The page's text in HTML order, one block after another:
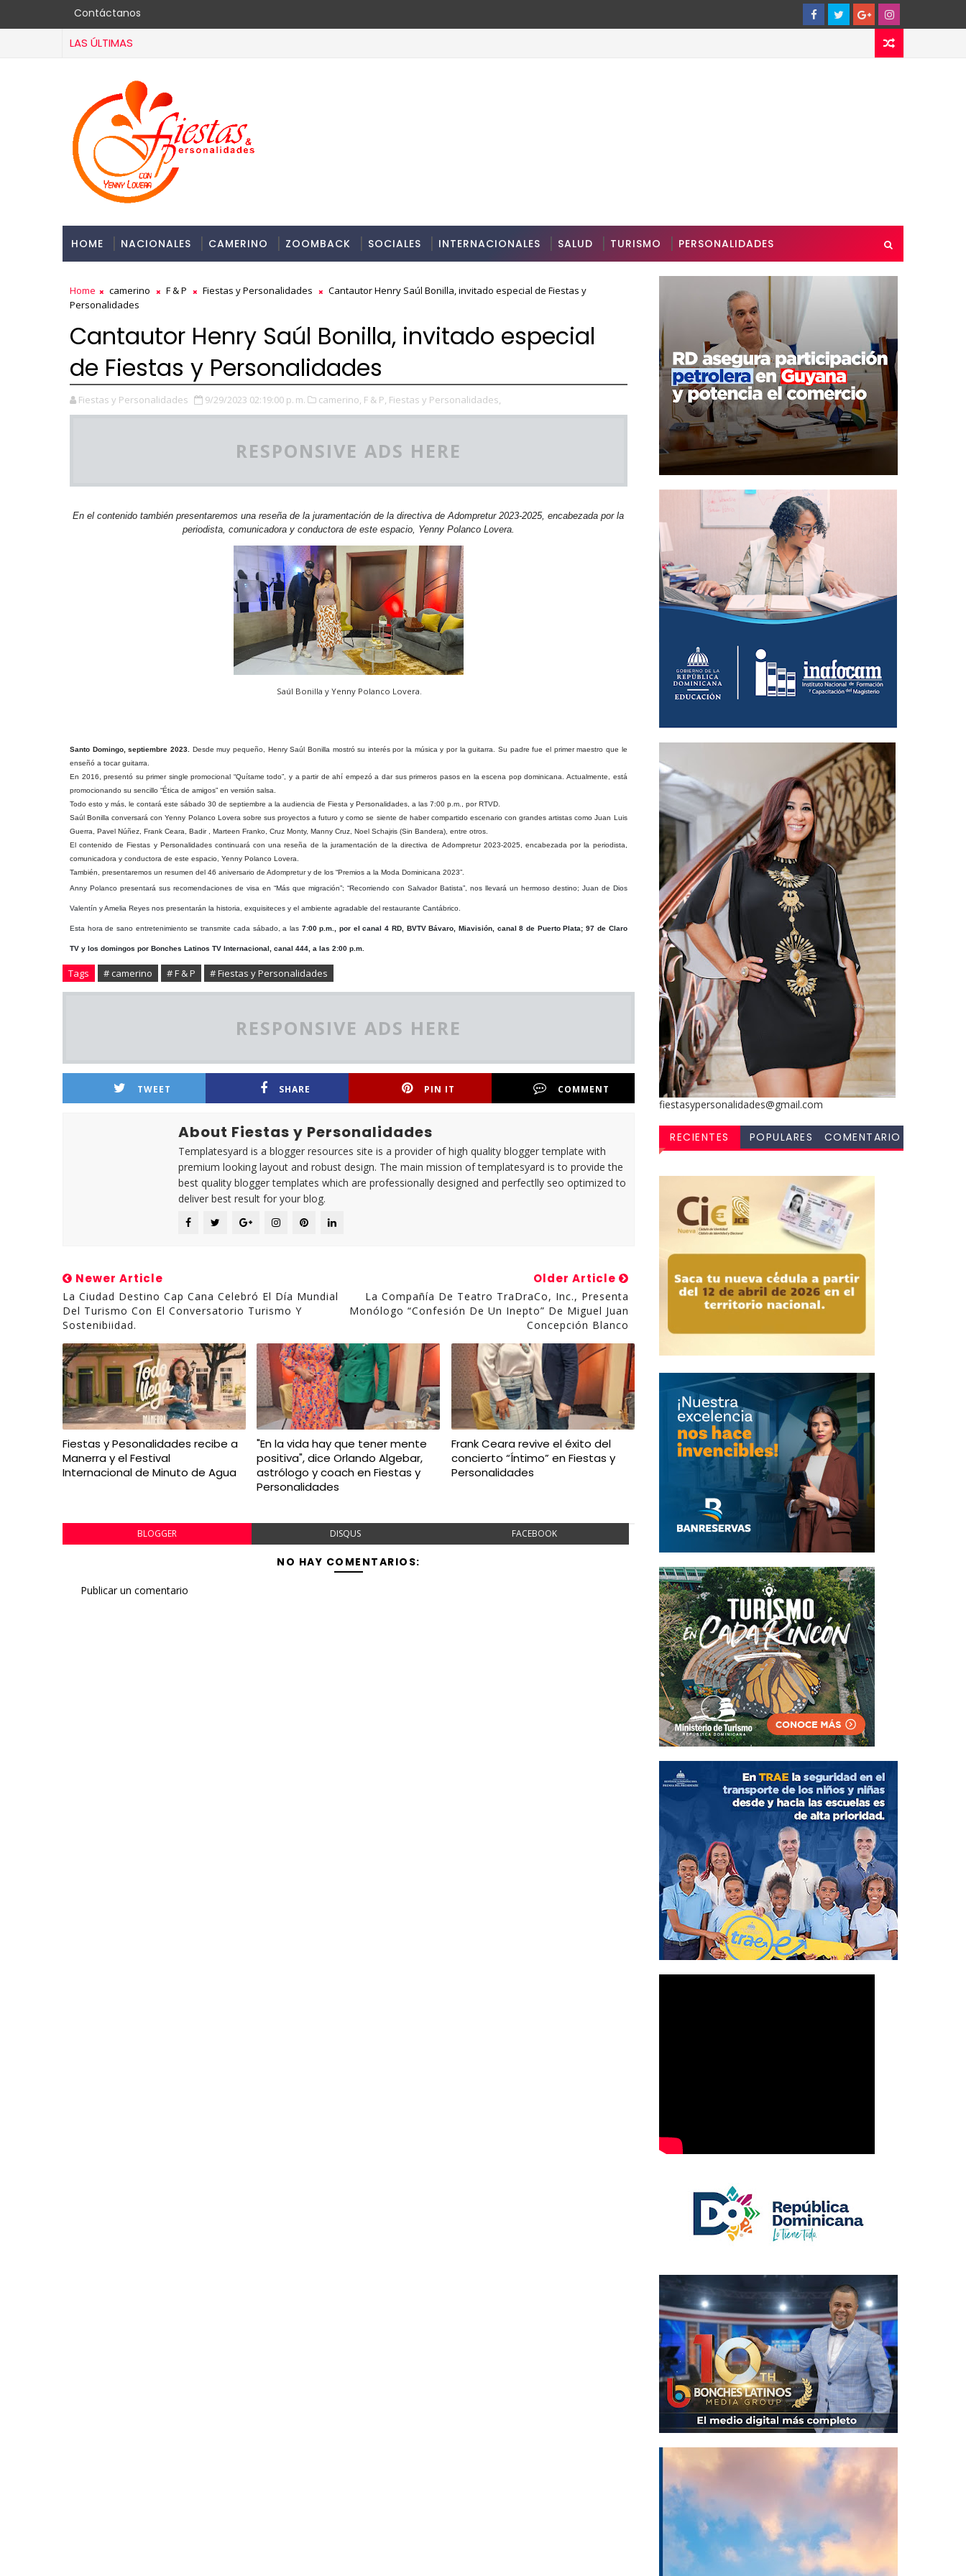
Contáctanos
LAS ÚLTIMAS
HOME NACIONALES CAMERINO ZOOMBACK SOCIALES INTERNACIONALES SALUD TURISMO PERSONALIDADES
Home camerino F & P Fiestas y Personalidades
Cantautor Henry Saúl Bonilla, invitado especial de Fiestas y
Personalidades
Cantautor Henry Saúl Bonilla, invitado especial
de Fiestas y Personalidades
Fiestas y Personalidades 9/29/2023 02:19:00 p. m. camerino, F & P, Fiestas y Personalidades,
RESPONSIVE ADS HERE
En el contenido también presentaremos una reseña de la juramentación de la directiva de Adompretur 2023-2025, encabezada por la
periodista, comunicadora y conductora de este espacio, Yenny Polanco Lovera.
Saúl Bonilla y Yenny Polanco Lovera.
Santo Domingo, septiembre 2023.
Desde muy pequeño, Henry Saúl Bonilla mostró su interés por la música y por la guitarra. Su padre fue el primer maestro que le
enseñó a tocar guitarra.
En 2016, presentó su primer single promocional “Quítame todo”, y a partir de ahí empezó a dar sus primeros pasos en la escena pop dominicana. Actualmente, está
promocionando su sencillo “Ética de amigos” en versión salsa.
Todo esto y más, le contará este sábado 30 de septiembre a la audiencia de Fiesta y Personalidades, a las 7:00 p.m., por RTVD.
Saúl Bonilla conversará con Yenny Polanco Lovera sobre sus proyectos a futuro y como se siente de haber compartido escenario con grandes artistas como Juan Luis
Guerra, Pavel Núñez, Frank Ceara, Badir , Marteen Franko, Cruz Monty, Manny Cruz, Noel Schajris (Sin Bandera), entre otros.
El contenido de Fiestas y Personalidades continuará con una reseña de la juramentación de la directiva de Adompretur 2023-2025, encabezada por la periodista,
comunicadora y conductora de este espacio, Yenny Polanco Lovera.
También, presentaremos un resumen del 46 aniversario de Adompretur y de los “Premios a la Moda Dominicana 2023”.
Anny Polanco presentará sus recomendaciones de visa en “Más que migración”; “Recorriendo con Salvador Batista”, nos llevará un hermoso destino; Juan de Dios
Valentín y Amelia Reyes nos presentarán la historia, exquisiteces y el ambiente agradable del restaurante Cantábrico.
Esta hora de sano entretenimiento se transmite cada sábado, a las 7:00 p.m., por el canal 4 RD, BVTV Bávaro, Miavisión, canal 8 de Puerto Plata; 97 de Claro
TV y los domingos por Bonches Latinos TV Internacional, canal 444, a las 2:00 p.m.
Tags # camerino # F & P # Fiestas y Personalidades
RESPONSIVE ADS HERE
TWEET SHARE PIN IT COMMENT
About Fiestas y Personalidades
Templatesyard is a blogger resources site is a provider of high quality blogger template with
premium looking layout and robust design. The main mission of templatesyard is to provide the
best quality blogger templates which are professionally designed and perfectlly seo optimized to
deliver best result for your blog.
Newer Article
La Ciudad Destino Cap Cana Celebró El Día Mundial
Del Turismo Con El Conversatorio Turismo Y
Sostenibiidad.
Older Article
La Compañía De Teatro TraDraCo, Inc., Presenta
Monólogo “Confesión De Un Inepto” De Miguel Juan
Concepción Blanco
Fiestas y Pesonalidades recibe a
Manerra y el Festival
Internacional de Minuto de Agua
"En la vida hay que tener mente
positiva", dice Orlando Algebar,
astrólogo y coach en Fiestas y
Personalidades
Frank Ceara revive el éxito del
concierto “Íntimo” en Fiestas y
Personalidades
BLOGGER DISQUS FACEBOOK
NO HAY COMENTARIOS:
Publicar un comentario
fiestasypersonalidades@gmail.com
RECIENTES POPULARES
COMENTARIO